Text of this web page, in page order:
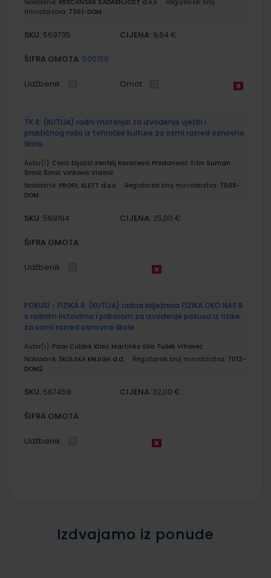
Nakladnik: KRŠĆANSKA SADAŠNJOST d.o.o.
Registarski broj
ministarstva: 7361-DOM
SKU: 569735 CIJENA: 9,64 €
ŠIFRA OMOTA: 500156
Udžbenik Omot
TK 8; (KUTIJA) radni materijal za izvođenje vježbi i
praktičnog rada iz tehničke kulture za osmi razred osnovne
škole
Autor(i): Čović Dijačić Kenfelj Kovačević Prodanović Trlin Suman
Šimić Šimić Vinković Vlainić
Nakladnik: PROFIL KLETT d.o.o. Registarski broj ministarstva: 7508-
DOM
SKU: 569194 CIJENA: 25,00 €
ŠIFRA OMOTA:
Udžbenik
POKUSI - FIZIKA 8; (KUTIJA) radna bilježnica FIZIKA OKO NAS 8
s radnim listovima i priborom za izvođenje pokusa iz fizike
za osmi razred osnovne škole
Autor(i): Paar Ćulibrk Klaić Martinko Sila Tušek Vrhovec
Nakladnik: ŠKOLSKA KNJIGA d.d. Registarski broj ministarstva: 7012-
DOM2
SKU: 567458 CIJENA: 32,00 €
ŠIFRA OMOTA:
Udžbenik
Izdvajamo iz ponude